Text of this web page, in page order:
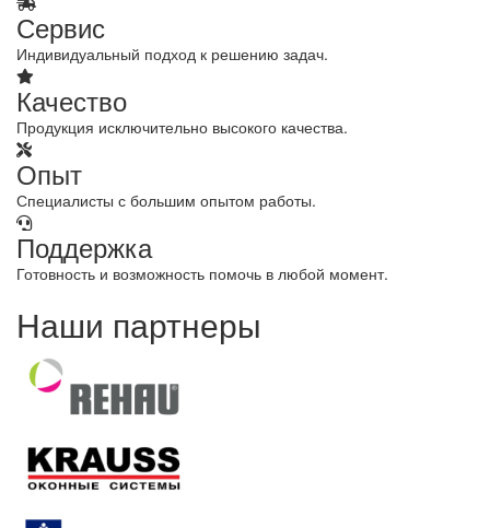
Сервис
Индивидуальный подход к решению задач.
Качество
Продукция исключительно высокого качества.
Опыт
Специалисты с большим опытом работы.
Поддержка
Готовность и возможность помочь в любой момент.
Наши партнеры